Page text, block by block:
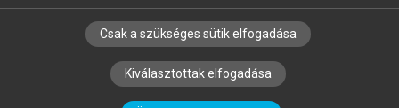
SZERZŐKNEK CÉGEKNEK KÖNYVTÁROSOKNAK
SZERKESZTÉSI ÉS LEKTORÁLÁSI ALAPELVEK
Csak a szükséges sütik elfogadása
Kiválasztottak elfogadása